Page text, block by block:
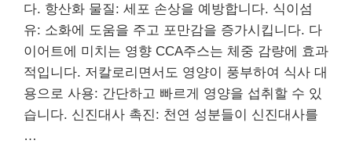
다. 항산화 물질: 세포 손상을 예방합니다. 식이섬
유: 소화에 도움을 주고 포만감을 증가시킵니다. 다
이어트에 미치는 영향 CCA주스는 체중 감량에 효과
적입니다. 저칼로리면서도 영양이 풍부하여 식사 대
용으로 사용: 간단하고 빠르게 영양을 섭취할 수 있
습니다. 신진대사 촉진: 천연 성분들이 신진대사를
…